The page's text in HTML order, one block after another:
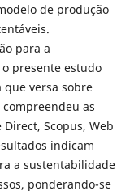
de produção
para a
presente estudo
versa sobre
as
Scopus, Web
indicam
a sustentabilidade
ponderando-se